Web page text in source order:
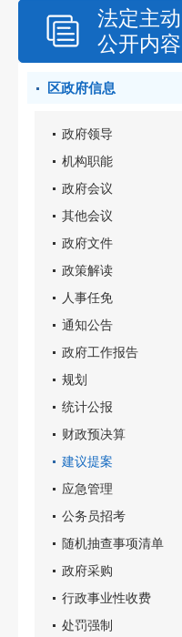
法定主动
公开内容
区政府信息
政府领导
机构职能
政府会议
其他会议
政府文件
政策解读
人事任免
通知公告
政府工作报告
规划
统计公报
财政预决算
建议提案
应急管理
公务员招考
随机抽查事项清单
政府采购
行政事业性收费
处罚强制